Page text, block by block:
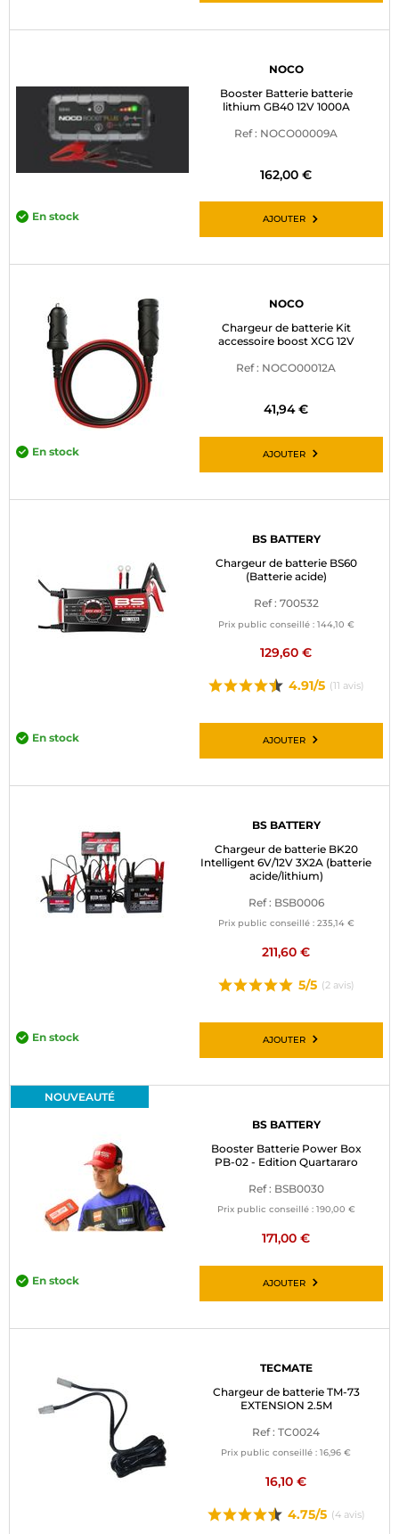
NOCO
Booster Batterie batterie
lithium GB40 12V 1000A
Ref : NOCO00009A
162,00 €
En stock AJOUTER
NOCO
Chargeur de batterie Kit
accessoire boost XCG 12V
Ref : NOCO00012A
41,94 €
En stock AJOUTER
BS BATTERY
Chargeur de batterie BS60
(Batterie acide)
Ref : 700532
Prix public conseillé : 144,10 €
129,60 €
4.91/5 (11 avis)
En stock AJOUTER
BS BATTERY
Chargeur de batterie BK20
Intelligent 6V/12V 3X2A (batterie
acide/lithium)
Ref : BSB0006
Prix public conseillé : 235,14 €
211,60 €
5/5 (2 avis)
En stock AJOUTER
NOUVEAUTÉ
BS BATTERY
Booster Batterie Power Box
PB-02 - Edition Quartararo
Ref : BSB0030
Prix public conseillé : 190,00 €
171,00 €
En stock AJOUTER
TECMATE
Chargeur de batterie TM-73
EXTENSION 2.5M
Ref : TC0024
Prix public conseillé : 16,96 €
16,10 €
4.75/5 (4 avis)